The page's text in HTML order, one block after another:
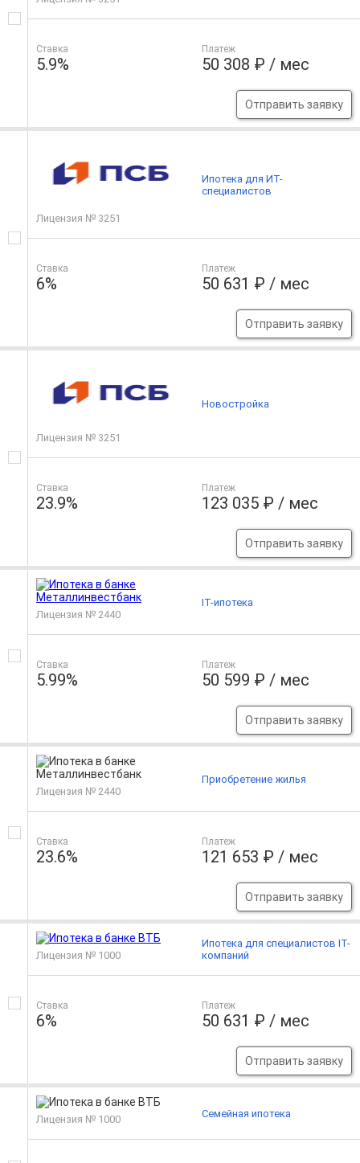
Ставка
5.9%
Платеж
50 308 ₽ / мес
Отправить заявку
Лицензия № 3251
Ставка
6%
Платеж
50 631 ₽ / мес
Отправить заявку
Ипотека для ИТ-
специалистов
Лицензия № 3251
Ставка
23.9%
Платеж
123 035 ₽ / мес
Отправить заявку
Новостройка
Лицензия № 2440
Ставка
5.99%
Платеж
50 599 ₽ / мес
Отправить заявку
IT-ипотека
Лицензия № 2440
Ставка
23.6%
Платеж
121 653 ₽ / мес
Отправить заявку
Приобретение жилья
Лицензия № 1000
Ставка
6%
Платеж
50 631 ₽ / мес
Отправить заявку
Ипотека для специалистов IT-
компаний
Лицензия № 1000 Семейная ипотека